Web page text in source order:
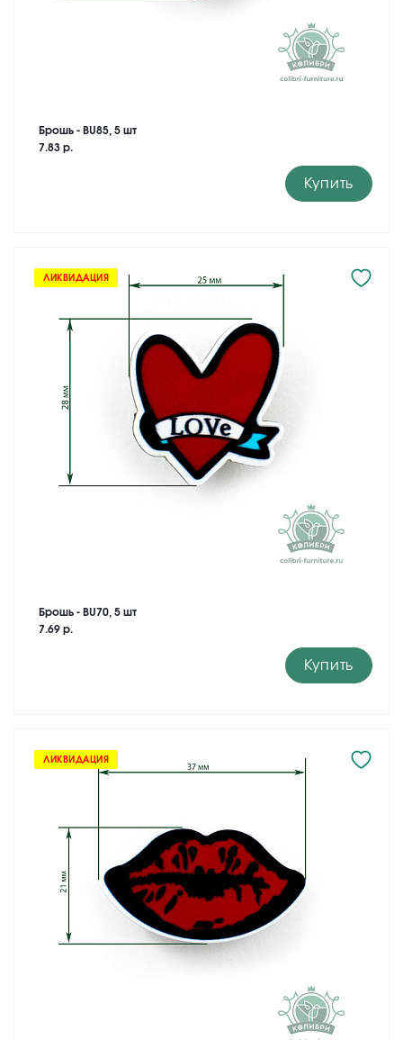
Брошь - BU85, 5 шт
7.83 р.
Купить
ЛИКВИДАЦИЯ
Брошь - BU70, 5 шт
7.69 р.
Купить
ЛИКВИДАЦИЯ